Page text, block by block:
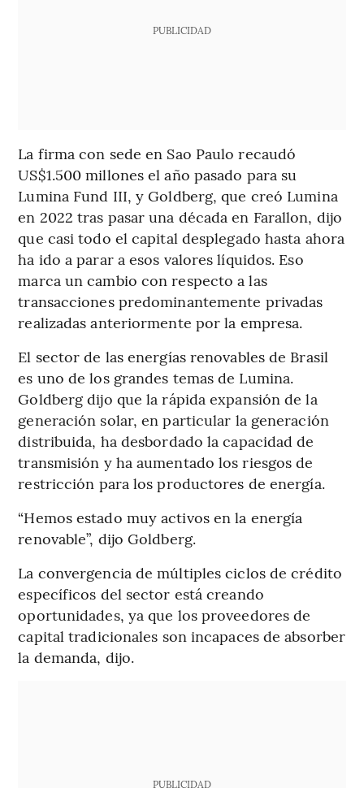
PUBLICIDAD
La firma con sede en Sao Paulo recaudó
US$1.500 millones el año pasado para su
Lumina Fund III, y Goldberg, que creó Lumina
en 2022 tras pasar una década en Farallon, dijo
que casi todo el capital desplegado hasta ahora
ha ido a parar a esos valores líquidos. Eso
marca un cambio con respecto a las
transacciones predominantemente privadas
realizadas anteriormente por la empresa.
El sector de las energías renovables de Brasil
es uno de los grandes temas de Lumina.
Goldberg dijo que la rápida expansión de la
generación solar, en particular la generación
distribuida, ha desbordado la capacidad de
transmisión y ha aumentado los riesgos de
restricción para los productores de energía.
“Hemos estado muy activos en la energía
renovable”, dijo Goldberg.
La convergencia de múltiples ciclos de crédito
específicos del sector está creando
oportunidades, ya que los proveedores de
capital tradicionales son incapaces de absorber
la demanda, dijo.
PUBLICIDAD